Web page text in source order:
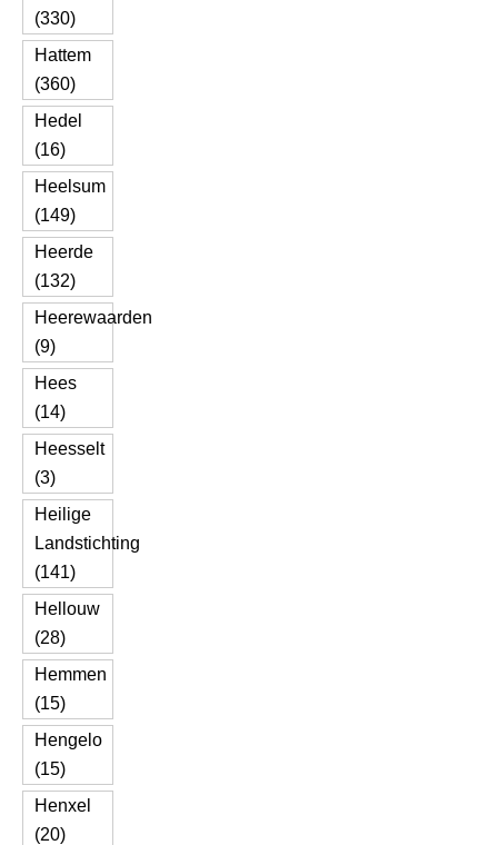
(330)
Hattem
(360)
Hedel
(16)
Heelsum
(149)
Heerde
(132)
Heerewaarden
(9)
Hees
(14)
Heesselt
(3)
Heilige
Landstichting
(141)
Hellouw
(28)
Hemmen
(15)
Hengelo
(15)
Henxel
(20)